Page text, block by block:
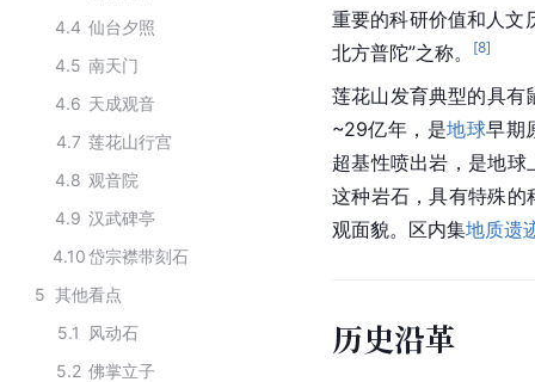
4.4 仙台夕照
4.5 南天门
4.6 天成观音
4.7 莲花山行宫
4.8 观音院
4.9 汉武碑亭
4.10岱宗襟带刻石
5 其他看点
5.1
风动石
5.2 佛掌立子
重要的科研价值和人文
北方普陀”之称。
[8]
莲花山发育典型的具有
~29亿年，是地球早期
超基性喷出岩，是地
这种岩石，具有特殊的
观面貌。区内集地质遗
历史沿革